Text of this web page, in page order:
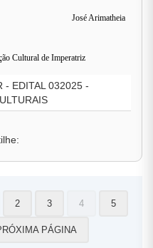
José Arimatheia
Cultural de Imperatriz
- EDITAL 032025 -
2 3 4 5
PÁGINA